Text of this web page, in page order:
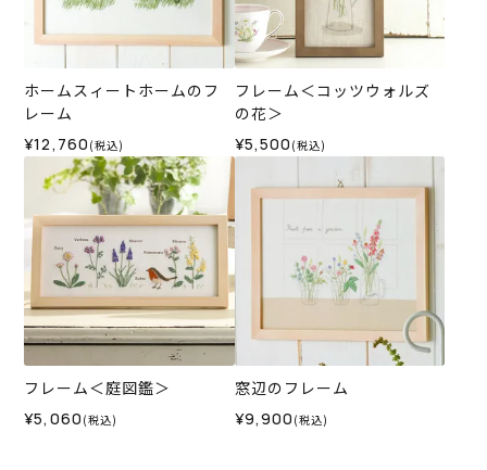
ホームスィートホームのフ
レーム
¥12,760 (税込)
フレーム＜コッツウォルズ
の花＞
¥5,500 (税込)
フレーム＜庭図鑑＞
¥5,060 (税込)
窓辺のフレーム
¥9,900 (税込)